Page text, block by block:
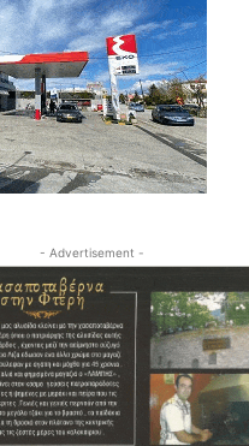
- Advertisement -